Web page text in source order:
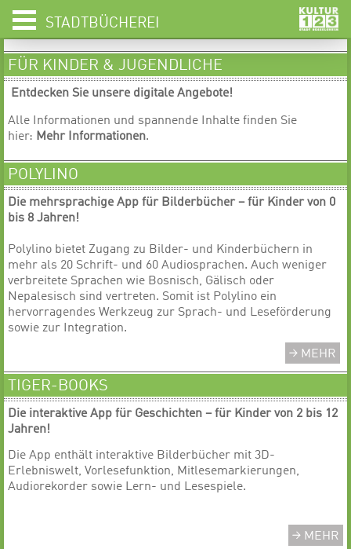
STADTBÜCHEREI
FÜR KINDER & JUGENDLICHE
Entdecken Sie unsere digitale Angebote!
Alle Informationen und spannende Inhalte finden Sie
hier: Mehr Informationen.
POLYLINO
Die mehrsprachige App für Bilderbücher – für Kinder von 0
bis 8 Jahren!
Polylino bietet Zugang zu Bilder- und Kinderbüchern in
mehr als 20 Schrift- und 60 Audiosprachen. Auch weniger
verbreitete Sprachen wie Bosnisch, Gälisch oder
Nepalesisch sind vertreten. Somit ist Polylino ein
hervorragendes Werkzeug zur Sprach- und Leseförderung
sowie zur Integration.
MEHR
TIGER-BOOKS
Die interaktive App für Geschichten – für Kinder von 2 bis 12
Jahren!
Die App enthält interaktive Bilderbücher mit 3D-
Erlebniswelt, Vorlesefunktion, Mitlesemarkierungen,
Audiorekorder sowie Lern- und Lesespiele.
MEHR